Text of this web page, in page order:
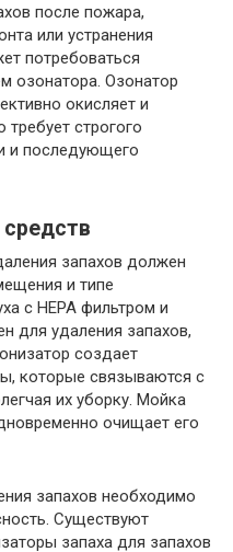
после пожара,
или устранения
потребоваться
озонатора. Озонатор
окисляет и
строгого
и последующего
запахов должен
и типе
с HEPA фильтром и
для удаления запахов,
создает
которые связываются с
их уборку. Мойка
очищает его
запахов необходимо
Существуют
запаха для запахов